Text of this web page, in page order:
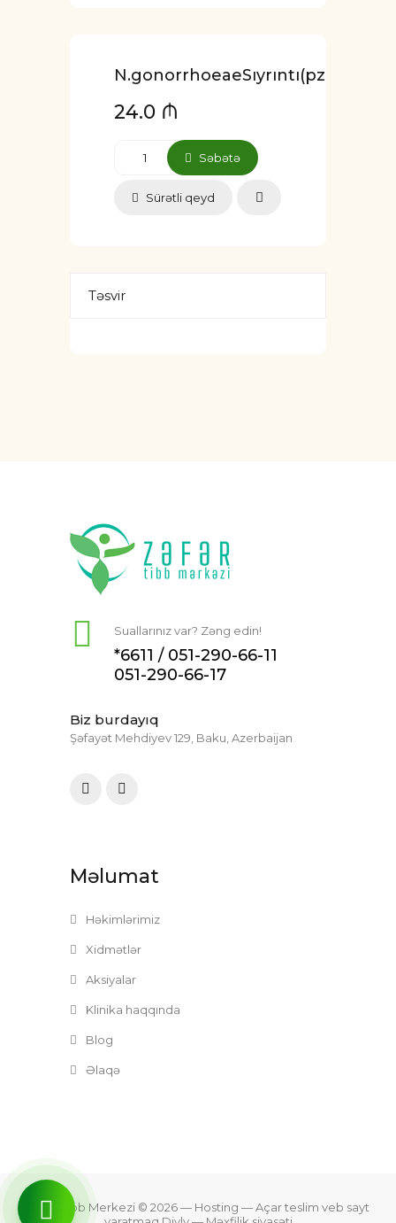
N.gonorrhoeaeSıyrıntı(pzr)
24.0 ₼
Səbətə
Sürətli qeyd
Təsvir
Suallarınız var? Zəng edin!
*6611 / 051-290-66-11
051-290-66-17
Biz burdayıq
Şəfayət Mehdiyev 129, Baku, Azerbaijan
Məlumat
Həkimlərimiz
Xidmətlər
Aksiyalar
Klinika haqqında
Blog
Əlaqə
Zefer Tibb Merkezi © 2026— Hosting —Açar teslim veb sayt